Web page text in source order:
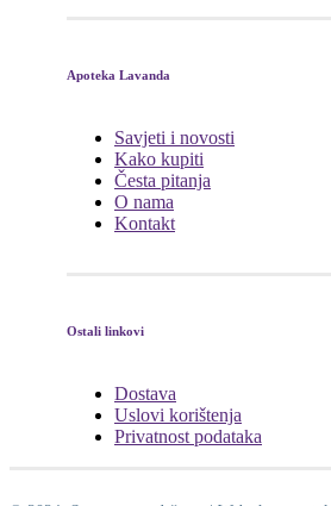
Apoteka Lavanda
Savjeti i novosti
Kako kupiti
Česta pitanja
O nama
Kontakt
Ostali linkovi
Dostava
Uslovi korištenja
Privatnost podataka